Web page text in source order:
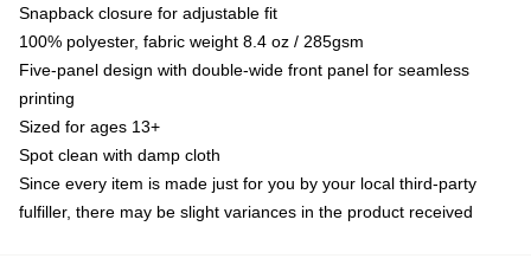
Snapback closure for adjustable fit
100% polyester, fabric weight 8.4 oz / 285gsm
Five-panel design with double-wide front panel for seamless
printing
Sized for ages 13+
Spot clean with damp cloth
Since every item is made just for you by your local third-party
fulfiller, there may be slight variances in the product received